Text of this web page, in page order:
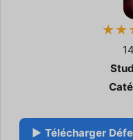
▶ Télécharger